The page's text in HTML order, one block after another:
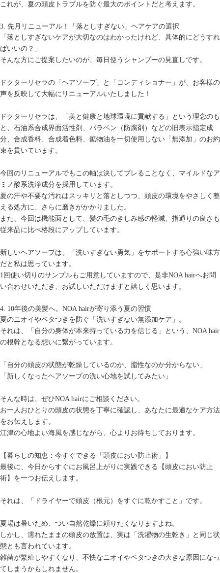
これが、夏の頭皮トラブルを防ぐ最大のポイントだと考えます。
3. 先月リニューアル！「落としすぎない」ヘアケアの選択
「落としすぎないケアが大切なのはわかったけれど、具体的にどうすれ
ばいいの？」
そんな方にご提案したいのが、毎日使うシャンプーの見直しです。
ドクターリセラの「ヘアソープ」と「コンディショナー」が、お客様の
声を反映して大幅にリニューアルいたしました！
ドクターリセラは、「美と健康と地球環境に貢献する」という理念のも
と、石油系合成界面活性剤、パラベン（防腐剤）などの旧表示指定成
分、合成香料、合成着色料、鉱物油を一切使用しない「無添加」のお約
束を貫いています。
今回のリニューアルでもこの軸は決してブレることなく、マイルドなア
ミノ酸系洗浄成分を採用しています。
夏の汗や不要な汚れはスッキリと落としつつ、頭皮の環境をやさしく整
える処方に、さらに磨きがかかりました。
また、今回は機能面として、髪の毛のきしみ感の軽減、指通りの良さも
従来品に比べ格段にアップしています。
新しいヘアソープは、「洗いすぎない勇気」をサポートする心強い味方
だと私は思っています。
1回使い切りのサンプルもご用意していますので、是非NOA hairへお問
い合わせいただき、お試しいただけますと嬉しく思います。
4. 10年後の美髪へ。NOA hairが寄り添う夏の習慣
夏のニオイやベタつきを防ぐ「洗いすぎない無添加ケア」。
それは、「自分の身体が本来持っている力を信じる」という、NOA hair
の根幹となる想いに繋がっています。
「自分の頭皮の状態が乾燥しているのか、脂性なのか分からない」
「新しくなったヘアソープの洗い心地を試してみたい」
そんな時は、ぜひNOA hairにご相談ください。
お一人おひとりの頭皮の状態を丁寧に確認し、あなたに最適なケア方法
をお伝えします。
江津の心地よい海風を感じながら、心よりお待ちしております。
【暮らしの知恵：今すぐできる「頭皮におい防止術」
】
最後に、今日からすぐにお風呂上がりに実践できる【頭皮におい防止
術】を一つお伝えします。
それは、「ドライヤーで頭皮（根元）をすぐに乾かすこと」です。
夏場は暑いため、つい自然乾燥に頼りたくなりますよね。
しかし、濡れたままの頭皮の放置は、実は「洗濯物の生乾き」と同じ状
態とも言われています。
雑菌が繁殖しやすくなり、不快なニオイやベタつきの大きな原因になっ
てしまうかもしれません。